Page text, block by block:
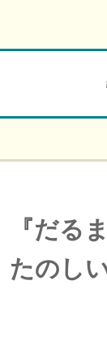
『だる
たのし